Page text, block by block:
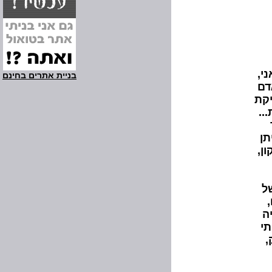
בניית אתרים בחינם